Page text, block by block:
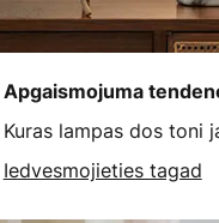
Apgaismojuma
Kuras lampas dos toni
Iedvesmojieties tagad